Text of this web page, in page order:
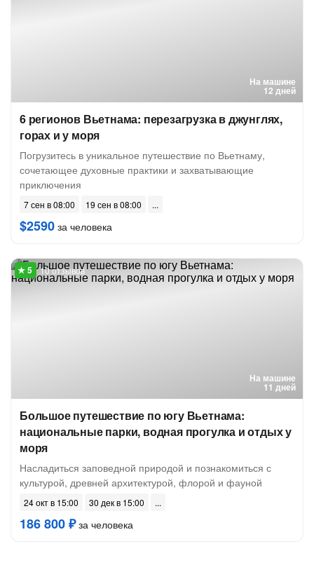
На машине
12 дней
6 регионов Вьетнама: перезагрузка в джунглях,
горах и у моря
Погрузитесь в уникальное путешествие по Вьетнаму,
сочетающее духовные практики и захватывающие
приключения
7 сен в 08:00 19 сен в 08:00
$2590 за человека
На машине
11 дней
10 отзывов
Большое путешествие по югу Вьетнама:
национальные парки, водная прогулка и отдых у
моря
Насладиться заповедной природой и познакомиться с
культурой, древней архитектурой, флорой и фауной
24 окт в 15:00 30 дек в 15:00
186 800 ₽за человека